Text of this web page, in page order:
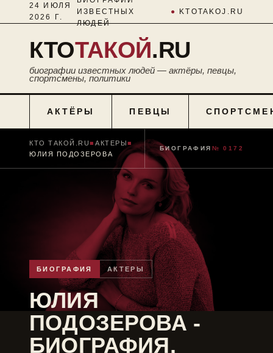
24 ИЮЛЯ
2026 Г.
ИЗВЕСТНЫХ
ЛЮДЕЙ
● KTOTAKOJ.RU
КТОТАКОЙ.RU
биографии известных людей — актёры, певцы,
спортсмены, политики
АКТЁРЫ ПЕВЦЫ
КТО ТАКОЙ.RU■АКТЕРЫ■
ЮЛИЯ ПОДОЗЕРОВА
БИОГРАФИЯ № 0172
БИОГРАФИЯ АКТЕРЫ
ЮЛИЯ
ПОДОЗЕРОВА -
БИОГРАФИЯ,